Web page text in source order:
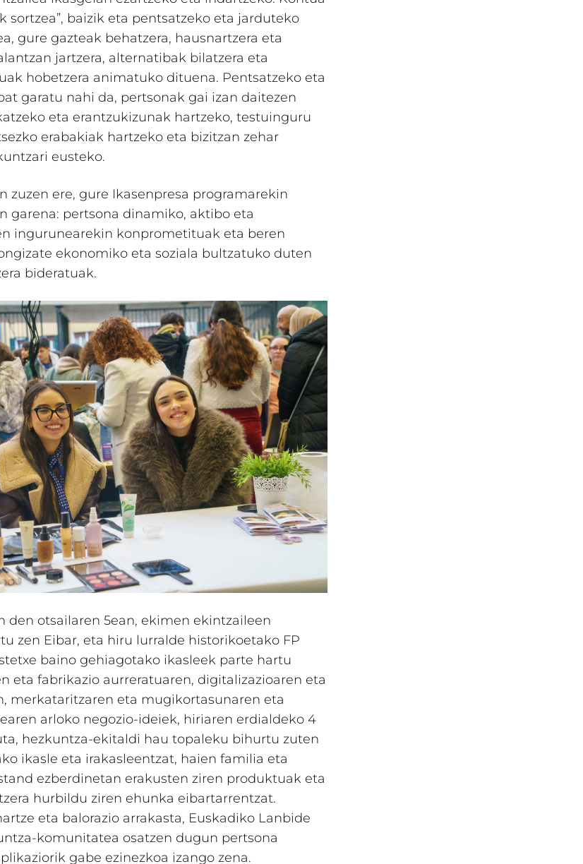
sortzea”, baizik eta pentsatzeko eta jarduteko
gure gazteak behatzera, hausnartzera eta
jartzera, alternatibak bilatzera eta
hobetzera animatuko dituena. Pentsatzeko eta
garatu nahi da, pertsonak gai izan daitezen
eta erantzukizunak hartzeko, testuinguru
erabakiak hartzeko eta bizitzan zehar
eusteko.
zuzen ere, gure Ikasenpresa programarekin
garena: pertsona dinamiko, aktibo eta
ingurunearekin konprometituak eta beren
ekonomiko eta soziala bultzatuko duten
bideratuak.
den otsailaren 5ean, ekimen ekintzaileen
zen Eibar, eta hiru lurralde historikoetako FP
baino gehiagotako ikasleek parte hartu
eta fabrikazio aurreratuaren, digitalizazioaren eta
merkataritzaren eta mugikortasunaren eta
arloko negozio-ideiek, hiriaren erdialdeko 4
hezkuntza-ekitaldi hau topaleku bihurtu zuten
ikasle eta irakasleentzat, haien familia eta
ezberdinetan erakusten ziren produktuak eta
hurbildu ziren ehunka eibartarrentzat.
eta balorazio arrakasta, Euskadiko Lanbide
komunitatea osatzen dugun pertsona
gabe ezinezkoa izango zena.